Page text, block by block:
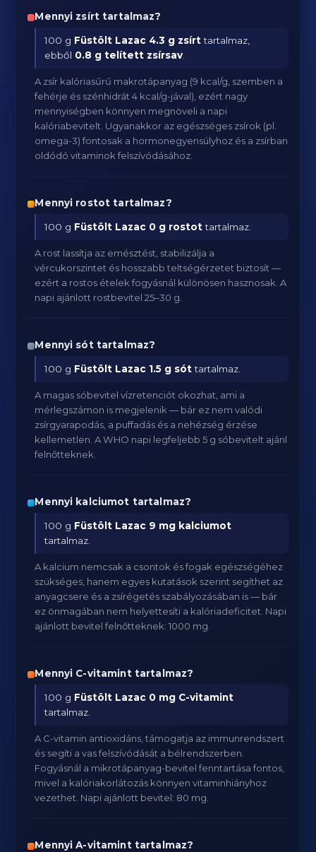
Mennyi zsírt tartalmaz?
100 g Füstölt Lazac 4.3 g zsírttartalmaz,
ebből 0.8 g telített zsírsav
A zsír kalóriasűrű makrotápanyag (9 kcal/g, szemben a
fehérje és szénhidrát 4 kcal/g-jával), ezért nagy
mennyiségben könnyen megnöveli a napi
kalóriabevitelt. Ugyanakkor az egészséges zsírok (pl.
omega-3) fontosak a hormonegyensúlyhoz és a zsírban
oldódó vitaminok felszívódásához.
Mennyi rostot tartalmaz?
100 g Füstölt Lazac 0 g rostottartalmaz.
A rost lassítja az emésztést, stabilizálja a
vércukorszintet és hosszabb teltségérzetet biztosít —
ezért a rostos ételek fogyásnál különösen hasznosak. A
napi ajánlott rostbevitel 25–30 g.
Mennyi sót tartalmaz?
100 g Füstölt Lazac 1.5 g sóttartalmaz.
A magas sóbevitel vízretenciót okozhat, ami a
mérlegszámon is megjelenik — bár ez nem valódi
zsírgyarapodás, a puffadás és a nehézség érzése
kellemetlen. A WHO napi legfeljebb 5 g sóbevitelt ajánl
felnőtteknek.
Mennyi kalciumot tartalmaz?
100 g Füstölt Lazac 9 mg kalciumot
tartalmaz.
A kalcium nemcsak a csontok és fogak egészségéhez
szükséges, hanem egyes kutatások szerint segíthet az
anyagcsere és a zsírégetés szabályozásában is — bár
ez önmagában nem helyettesíti a kalóriadeficitet. Napi
ajánlott bevitel felnőtteknek: 1000 mg.
Mennyi C-vitamint tartalmaz?
100 g Füstölt Lazac 0 mg C-vitamint
tartalmaz.
A C-vitamin antioxidáns, támogatja az immunrendszert
és segíti a vas felszívódását a bélrendszerben.
Fogyásnál a mikrotápanyag-bevitel fenntartása fontos,
mivel a kalóriakorlátozás könnyen vitaminhiányhoz
vezethet. Napi ajánlott bevitel: 80 mg.
Mennyi A-vitamint tartalmaz?